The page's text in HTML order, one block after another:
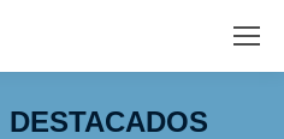
DESTACADOS